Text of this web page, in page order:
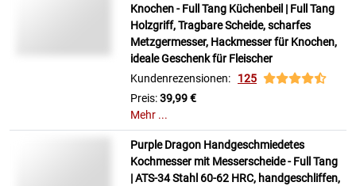
Knochen - Full Tang Küchenbeil | Full Tang
Holzgriff, Tragbare Scheide, scharfes
Metzgermesser, Hackmesser für Knochen,
ideale Geschenk für Fleischer
Kundenrezensionen: 125
Preis:39,99 €
Mehr ...
Purple Dragon Handgeschmiedetes
Kochmesser mit Messerscheide - Full Tang
| ATS-34 Stahl 60-62 HRC, handgeschliffen,